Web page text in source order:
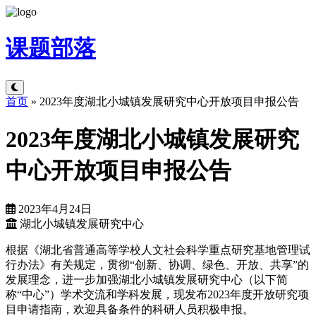
课题部落
首页 » 2023年度湖北小城镇发展研究中心开放项目申报公告
2023年度湖北小城镇发展研究
中心开放项目申报公告
2023年4月24日
湖北小城镇发展研究中心
根据《湖北省普通高等学校人文社会科学重点研究基地管理试
行办法》有关规定，贯彻“创新、协调、绿色、开放、共享”的
发展理念，进一步加强湖北小城镇发展研究中心（以下简
称“中心”）学术交流和学科发展，现发布2023年度开放研究项
目申请指南，欢迎具备条件的科研人员积极申报。